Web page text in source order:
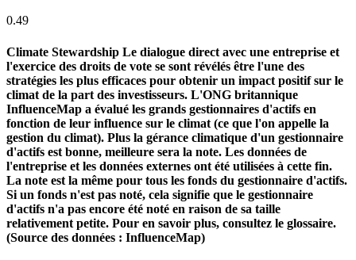
0.49
Climate Stewardship Le dialogue direct avec une entreprise et
l'exercice des droits de vote se sont révélés être l'une des
stratégies les plus efficaces pour obtenir un impact positif sur le
climat de la part des investisseurs. L'ONG britannique
InfluenceMap a évalué les grands gestionnaires d'actifs en
fonction de leur influence sur le climat (ce que l'on appelle la
gestion du climat). Plus la gérance climatique d'un gestionnaire
d'actifs est bonne, meilleure sera la note. Les données de
l'entreprise et les données externes ont été utilisées à cette fin.
La note est la même pour tous les fonds du gestionnaire d'actifs.
Si un fonds n'est pas noté, cela signifie que le gestionnaire
d'actifs n'a pas encore été noté en raison de sa taille
relativement petite. Pour en savoir plus, consultez le glossaire.
(Source des données : InfluenceMap)